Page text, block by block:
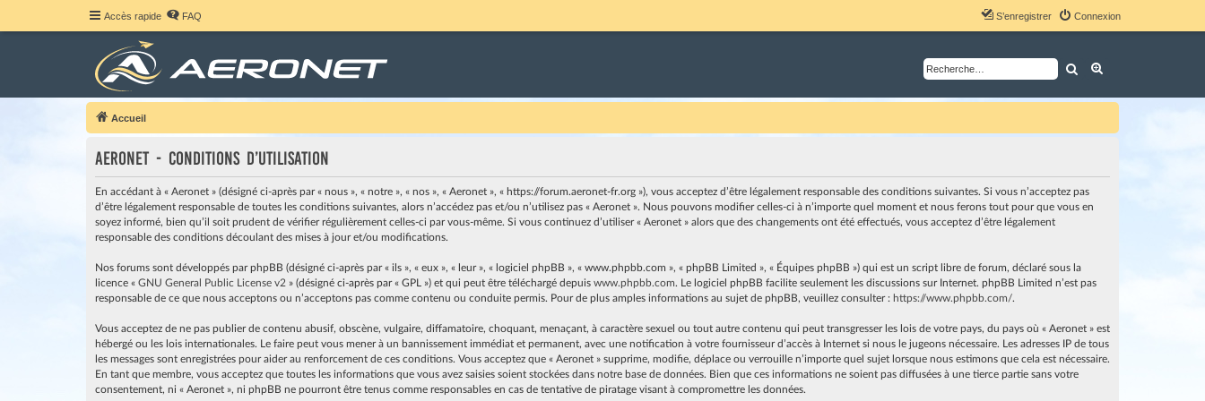
Accès rapide FAQ Connexion
S’enregistrer
Rechercher
Accueil
Aeronet - Conditions d’utilisation
En accédant à « Aeronet » (désigné ci-après par « nous », « notre », « nos », « Aeronet », « https://forum.aeronet-fr.org »), vous acceptez d’être légalement responsable des conditions suivantes. Si vous n’acceptez pas
d’être légalement responsable de toutes les conditions suivantes, alors n’accédez pas et/ou n’utilisez pas « Aeronet ». Nous pouvons modifier celles-ci à n’importe quel moment et nous ferons tout pour que vous en
soyez informé, bien qu’il soit prudent de vérifier régulièrement celles-ci par vous-même. Si vous continuez d’utiliser « Aeronet » alors que des changements ont été effectués, vous acceptez d’être légalement
responsable des conditions découlant des mises à jour et/ou modifications.
Nos forums sont développés par phpBB (désigné ci-après par « ils », « eux », « leur », « logiciel phpBB », « www.phpbb.com », « phpBB Limited », « Équipes phpBB ») qui est un script libre de forum, déclaré sous la
licence « GNU General Public License v2 » (désigné ci-après par « GPL ») et qui peut être téléchargé depuis www.phpbb.com. Le logiciel phpBB facilite seulement les discussions sur Internet. phpBB Limited n’est pas
responsable de ce que nous acceptons ou n’acceptons pas comme contenu ou conduite permis. Pour de plus amples informations au sujet de phpBB, veuillez consulter : https://www.phpbb.com/.
Vous acceptez de ne pas publier de contenu abusif, obscène, vulgaire, diffamatoire, choquant, menaçant, à caractère sexuel ou tout autre contenu qui peut transgresser les lois de votre pays, du pays où « Aeronet » est
hébergé ou les lois internationales. Le faire peut vous mener à un bannissement immédiat et permanent, avec une notification à votre fournisseur d’accès à Internet si nous le jugeons nécessaire. Les adresses IP de tous
les messages sont enregistrées pour aider au renforcement de ces conditions. Vous acceptez que « Aeronet » supprime, modifie, déplace ou verrouille n’importe quel sujet lorsque nous estimons que cela est nécessaire.
En tant que membre, vous acceptez que toutes les informations que vous avez saisies soient stockées dans notre base de données. Bien que ces informations ne soient pas diffusées à une tierce partie sans votre
consentement, ni « Aeronet », ni phpBB ne pourront être tenus comme responsables en cas de tentative de piratage visant à compromettre les données.